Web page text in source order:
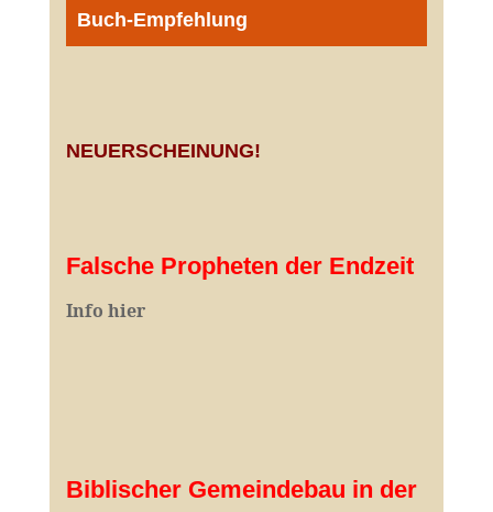
Buch-Empfehlung
NEUERSCHEINUNG!
Falsche Propheten der Endzeit
Info hier
Biblischer Gemeindebau in der